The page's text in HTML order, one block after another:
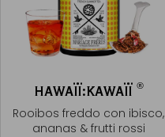
HAWAÏÏ:KAWAÏÏ ®
Rooibos freddo con ibisco,
ananas & frutti rossi